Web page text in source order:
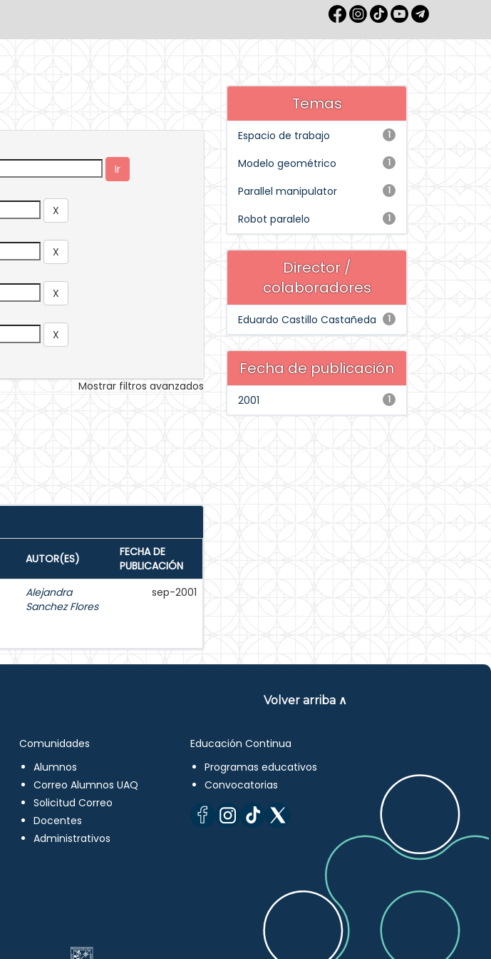
Mostrar filtros avanzados
AUTOR(ES)
FECHA DE
PUBLICACIÓN
Alejandra
Sanchez Flores
sep-2001
Temas
1
Espacio de trabajo
1
Modelo geométrico
1
Parallel manipulator
1
Robot paralelo
Director /
colaboradores
1
Eduardo Castillo Castañeda
Fecha de publicación
1
2001
Volver arriba ∧
Comunidades
Alumnos
Correo Alumnos UAQ
Solicitud Correo
Docentes
Administrativos
Educación Continua
Programas educativos
Convocatorias